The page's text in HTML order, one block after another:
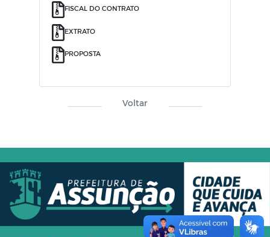
FISCAL DO CONTRATO
EXTRATO
PROPOSTA
Voltar